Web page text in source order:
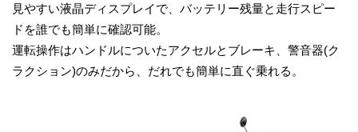
見やすい液晶ディスプレイで、バッテリー残量と走行スピー
ドを誰でも簡単に確認可能。
運転操作はハンドルについたアクセルとブレーキ、警音器(ク
ラクション)のみだから、だれでも簡単に直ぐ乗れる。